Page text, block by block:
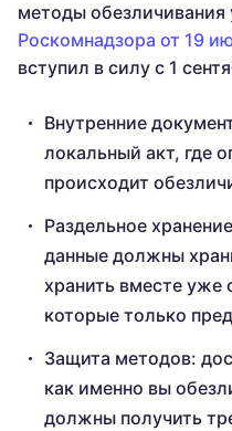
методы
Роскомнадзора от 19
вступил в силу с 1
Внутренние
локальный акт, где
происходит
Раздельное
данные должны
хранить вместе уже
которые только
Защита методов:
как именно вы
должны получить